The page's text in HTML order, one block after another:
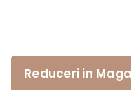
Reduceri in